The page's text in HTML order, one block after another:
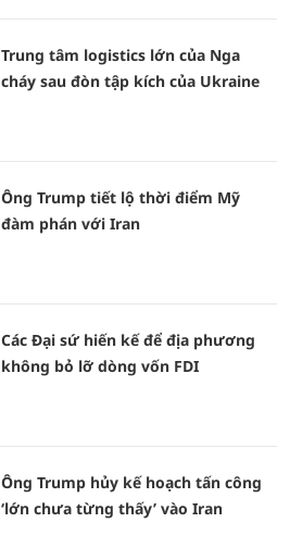
Trung tâm logistics lớn của Nga
cháy sau đòn tập kích của Ukraine
Ông Trump tiết lộ thời điểm Mỹ
đàm phán với Iran
Các Đại sứ hiến kế để địa phương
không bỏ lỡ dòng vốn FDI
Ông Trump hủy kế hoạch tấn công
‘lớn chưa từng thấy’ vào Iran